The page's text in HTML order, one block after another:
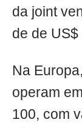
da joint
de de
Na
operam
100, com